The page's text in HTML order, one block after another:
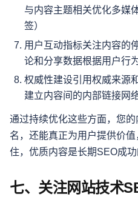
与内容主题相关优化多媒
签）
用户互动指标关注内容的
论和分享数据根据用户行
权威性建设引用权威来源
建立内容间的内部链接网
通过持续优化这些方面，您
名，还能真正为用户提供价
住，优质内容是长期SEO成功
七、关注网站技术